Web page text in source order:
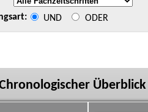
UND ODER
Überblick